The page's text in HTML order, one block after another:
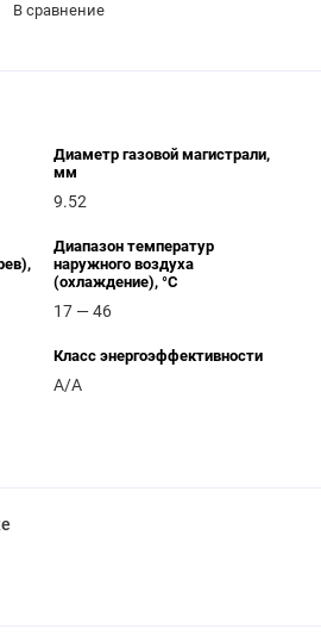
В сравнение
Диаметр газовой магистрали,
мм
9.52
Диапазон температур
наружного воздуха
(охлаждение), °C
17 — 46
Класс энергоэффективности
A/A